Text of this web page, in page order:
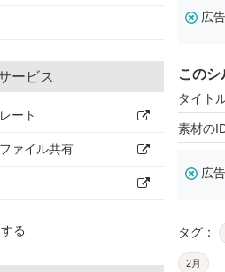
ービス
ート
ァイル共有
る
広
このシ
タイト
素材の
広
タグ：
2月